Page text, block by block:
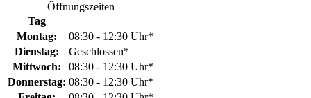
Öffnungszeiten
Tag
Montag:
08:30 - 12:30 Uhr*
Dienstag:
Geschlossen*
Mittwoch:
08:30 - 12:30 Uhr*
Donnerstag: 08:30 - 12:30 Uhr*